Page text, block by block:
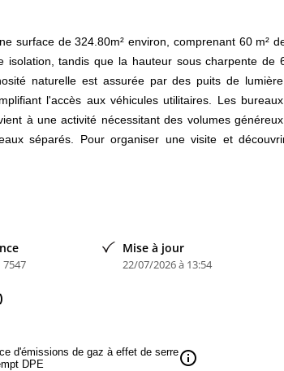
surface de 324.80m² environ, comprenant 60 m²
isolation, tandis que la hauteur sous charpente de
naturelle est assurée par des puits de lumière.
l'accès aux véhicules utilitaires. Les bureaux,
à une activité nécessitant des volumes généreux,
séparés. Pour organiser une visite et
Mise à jour
22/07/2026 à 13:54
d'émissions de gaz à effet de serre
DPE
info